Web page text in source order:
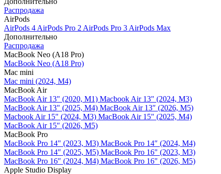
Распродажа
AirPods
AirPods 4 AirPods Pro 2 AirPods Pro 3 AirPods Max
Дополнительно
Распродажа
MacBook Neo (A18 Pro)
MacBook Neo (A18 Pro)
Mac mini
Mac mini (2024, M4)
MacBook Air
MacBook Air 13" (2020, M1) Macbook Air 13" (2024, M3)
MacBook Air 13" (2025, M4) MacBook Air 13″ (2026, M5)
Macbook Air 15" (2024, M3) MacBook Air 15" (2025, M4)
MacBook Air 15″ (2026, M5)
MacBook Pro
MacBook Pro 14" (2023, M3) MacBook Pro 14″ (2024, M4)
MacBook Pro 14″ (2025, M5) MacBook Pro 16" (2023, M3)
MacBook Pro 16″ (2024, M4) MacBook Pro 16" (2026, M5)
Apple Studio Display